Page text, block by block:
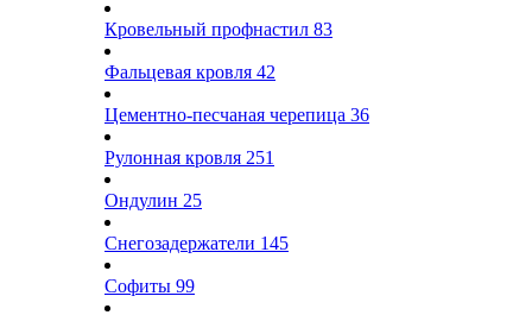
Кровельный профнастил 83
Фальцевая кровля 42
Цементно-песчаная черепица 36
Рулонная кровля 251
Ондулин 25
Снегозадержатели 145
Софиты 99